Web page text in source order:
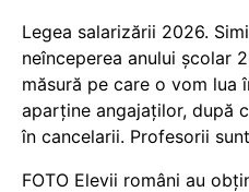
Legea salarizării 2026.
neînceperea anului școlar
măsură pe care o vom lua
aparține angajaților, după
în cancelarii. Profesorii
FOTO Elevii români au